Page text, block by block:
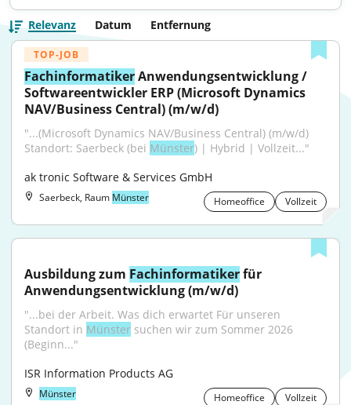
Relevanz Datum Entfernung
TOP-JOB
Fachinformatiker Anwendungsentwicklung /
Softwareentwickler ERP (Microsoft Dynamics
NAV/Business Central) (m/w/d)
"...(Microsoft Dynamics NAV/Business Central) (m/w/d)
Standort: Saerbeck (bei Münster) | Hybrid | Vollzeit..."
ak tronic Software & Services GmbH
Saerbeck, Raum Münster Homeoffice Vollzeit
Ausbildung zum Fachinformatiker für
Anwendungsentwicklung (m/w/d)
"...bei der Arbeit. Was dich erwartet Für unseren
Standort in Münster suchen wir zum Sommer 2026
(Beginn..."
ISR Information Products AG
Münster Homeoffice Vollzeit